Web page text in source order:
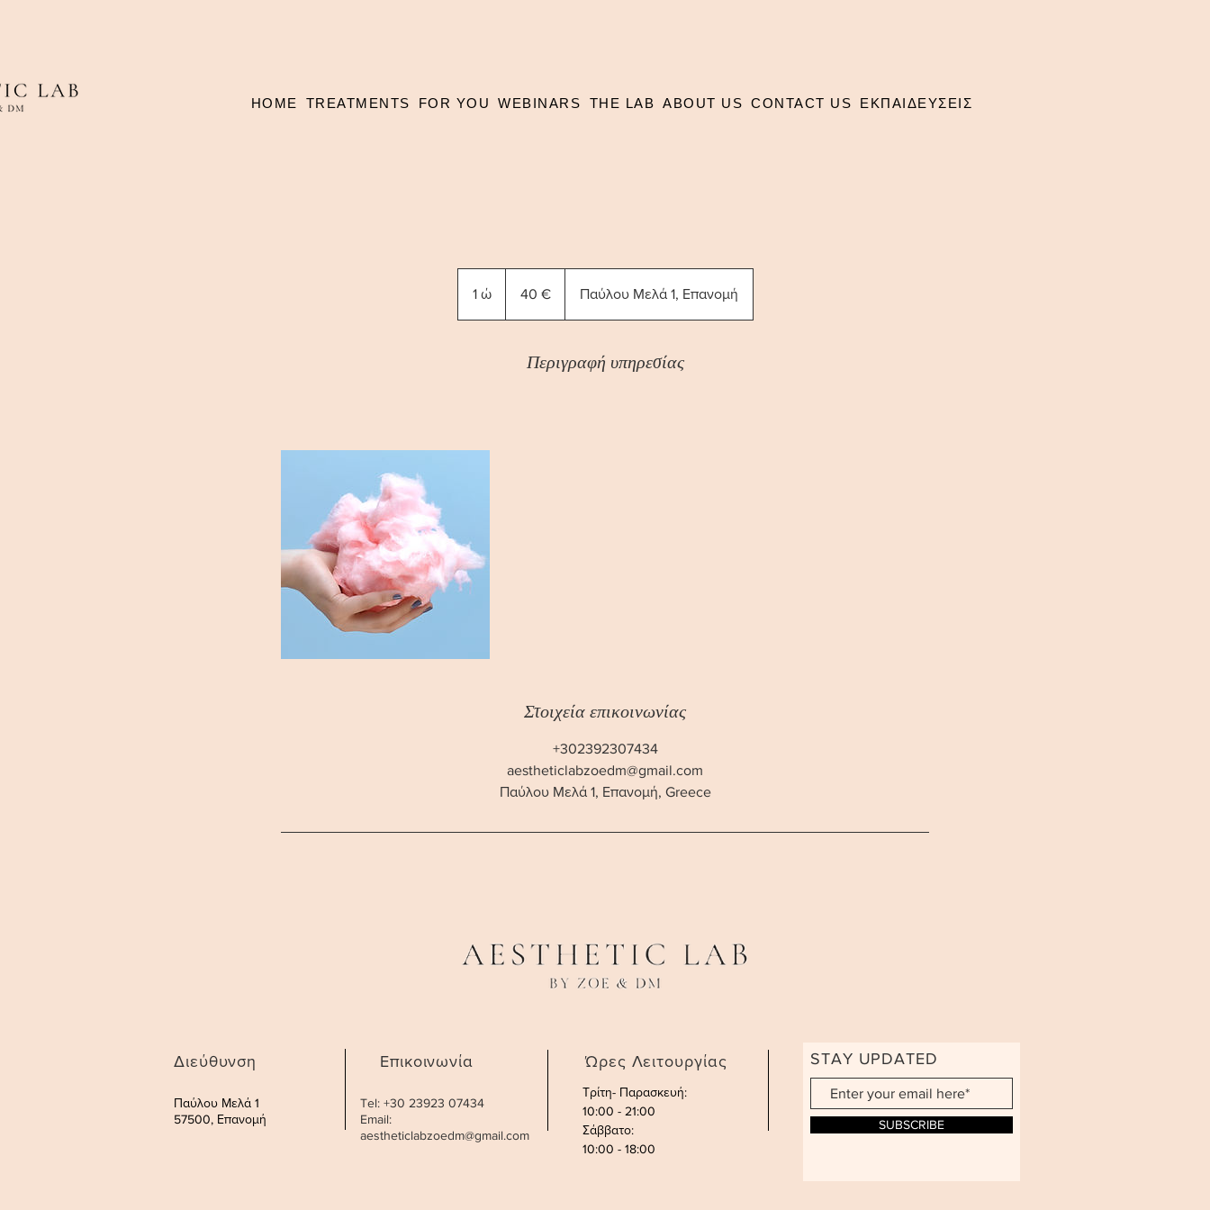
HOME TREATMENTS FOR YOU WEBINARS THE LAB ABOUT US CONTACT US ΕΚΠΑΙΔΕΥΣΕΙΣ
1 ώ1 40 € Παύλου Μελά 1, Επανομή
Περιγραφή υπηρεσίας
Στοιχεία επικοινωνίας
+302392307434
aestheticlabzoedm@gmail.com
Παύλου Μελά 1, Επανομή, Greece
Διεύθυνση
Παύλου Μελά 1
57500, Επανομή
Επικοινωνία
Tel: +30 23923 07434
Email:
aestheticlabzoedm@gmail.com
Ώρες Λειτουργίας
Τρίτη- Παρασκευή:
10:00 - 21:00
Σάββατο:
10:00 - 18:00
STAY UPDATED
SUBSCRIBE